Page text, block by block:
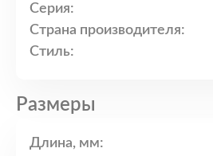
Серия:
Страна производителя:
Стиль:
Размеры
Длина, мм: